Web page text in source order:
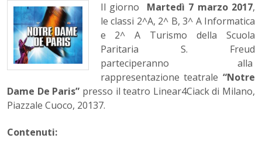
Il giorno Martedì 7 marzo 2017,
le classi 2^A, 2^ B, 3^ A Informatica
e 2^ A Turismo della Scuola
Paritaria S. Freud
parteciperanno alla
rappresentazione teatrale “Notre
Dame De Paris” presso il teatro Linear4Ciack di Milano,
Piazzale Cuoco, 20137.
Contenuti: